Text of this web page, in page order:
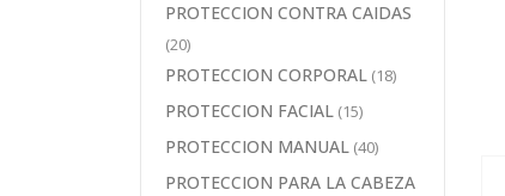
PROTECCION CONTRA CAIDAS
(20)
PROTECCION CORPORAL (18)
PROTECCION FACIAL (15)
PROTECCION MANUAL (40)
PROTECCION PARA LA CABEZA